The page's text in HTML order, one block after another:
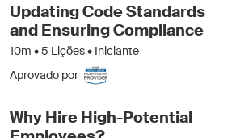
Updating Code Standards
and Ensuring Compliance
10m •5 Lições • Iniciante
Aprovado por
Why Hire High-Potential